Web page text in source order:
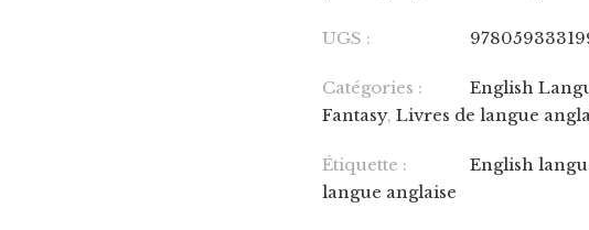
UGS :
Catégories : English
Fantasy,Livres de langue
Étiquette : English
langue anglaise